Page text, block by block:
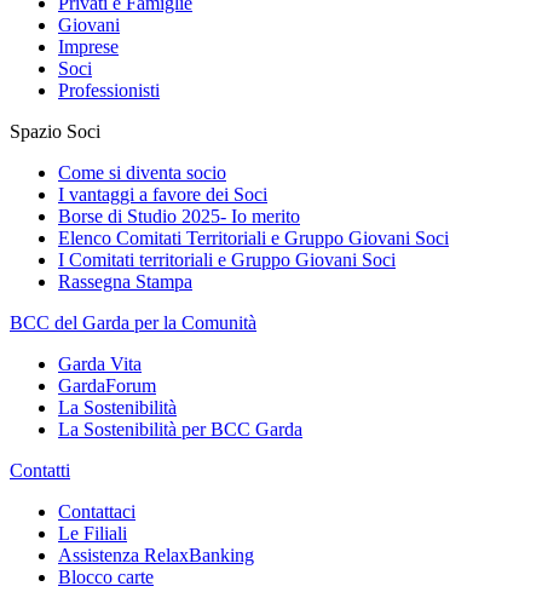
Giovani
Imprese
Soci
Professionisti
Spazio Soci
Come si diventa socio
I vantaggi a favore dei Soci
Borse di Studio 2025- Io merito
Elenco Comitati Territoriali e Gruppo Giovani Soci
I Comitati territoriali e Gruppo Giovani Soci
Rassegna Stampa
BCC del Garda per la Comunità
Garda Vita
GardaForum
La Sostenibilità
La Sostenibilità per BCC Garda
Contatti
Contattaci
Le Filiali
Assistenza RelaxBanking
Blocco carte